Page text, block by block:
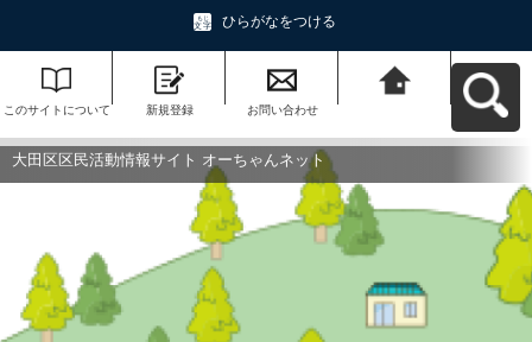
ひらがなをつける
このサイトについて 新規登録 お問い合わせ
ットへ戻る
大田区区民活動情報サイト オーちゃんネット